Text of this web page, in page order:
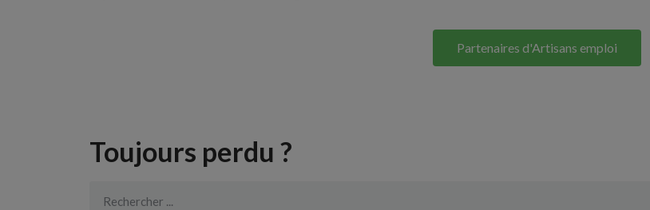
Partenaires d'Artisans emploi
Toujours perdu ?